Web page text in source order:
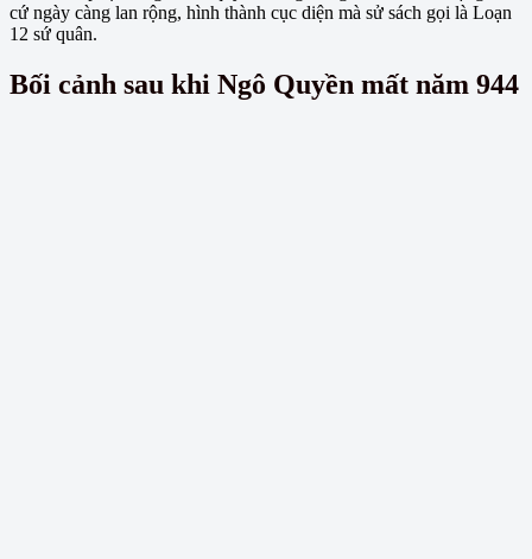
cứ ngày càng lan rộng, hình thành cục diện mà sử sách gọi là Loạn
12 sứ quân.
Bối cảnh sau khi Ngô Quyền mất năm 944